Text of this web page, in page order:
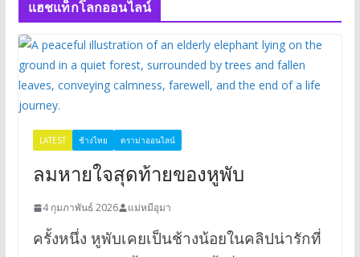
แฮชแท็กโลกออนไลน์
LATEST ช้างไทย ดราม่าออนไลน์
ลมหายใจสุดท้ายของหูพับ
4 กุมภาพันธ์ 2026 แม่หมีอุมา
ครั้งหนึ่ง หูพับเคยเป็นช้างน้อยในคลิปน่ารักที่